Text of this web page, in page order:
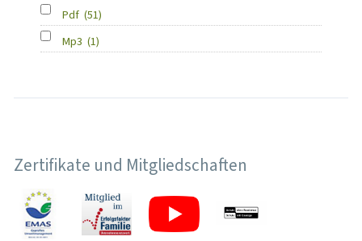
Pdf (51)
Mp3 (1)
Zertifikate und Mitgliedschaften